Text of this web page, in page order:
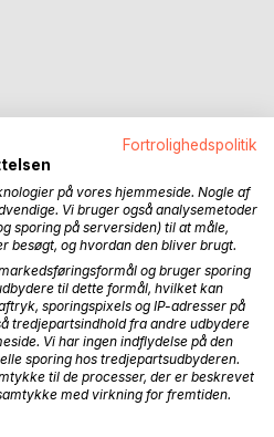
(35 malerier)
fhv. advokat Odd ned til
ægtepagter for
på billig tandbehandling
bliver involveret i et lille rus-sisk
for at bevare
Fortrolighedspolitik
på vores hjemmeside. Nogle af
Vi bruger også analysemetoder
sporing på serversiden) til at måle,
besøgt, og hvordan den bliver brugt.
og bruger sporing
til dette formål, hvilket kan
sporingspixels og IP-adresser på
tredjepartsindhold fra andre udbydere
Vi har ingen indflydelse på den
sporing hos tredjepartsudbyderen.
til de processer, der er beskrevet
med virkning for fremtiden.